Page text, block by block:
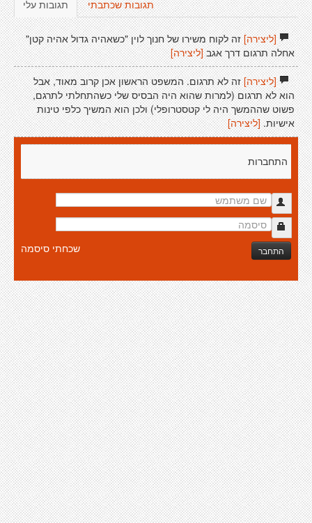
תגובות עלי תגובות שכתבתי
[ליצירה]זה לקוח משירו של חנוך לוין "כשאהיה גדול אהיה קטן"
אחלה תרגום דרך אגב[ליצירה]
[ליצירה]זה לא תרגום. המשפט הראשון אכן קרוב מאוד, אבל
הוא לא תרגום (למרות שהוא היה הבסיס שלי כשהתחלתי לתרגם,
פשוט שההמשך היה לי קטסטרופלי) ולכן הוא המשיך כלפי טינות
אישיות. [ליצירה]
התחברות
התחבר שכחתי סיסמה